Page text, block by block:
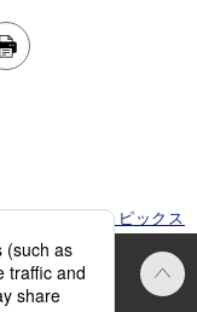
トピックス